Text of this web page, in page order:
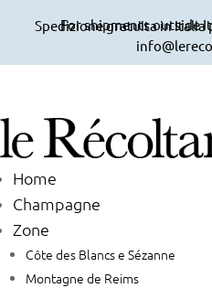
Spedizione gratuita in Italia
For shipments outside
Home
Champagne
Zone
Côte des Blancs e Sézanne
Montagne de Reims